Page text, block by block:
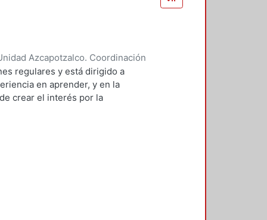
Azcapotzalco. Coordinación
BRAMBILA, SILVIA BEATRIZ
regulares y está dirigido a
en aprender, y en la
crear el interés por la